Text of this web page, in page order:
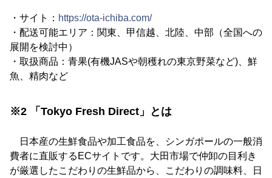
・サイト： https://ota-ichiba.com/
・配送可能エリア：関東、甲信越、北陸、中部（全国への
展開を検討中）
・取扱商品：青果(有機JASや朝穫れの東京野菜など)、鮮
魚、精肉など
※2 「Tokyo Fresh Direct」とは
日本産の生鮮食品や加工食品を、シンガポールの一般消
費者に直販するECサイトです。大田市場で仲卸の目利き
が厳選したこだわりの生鮮品から、こだわりの調味料、日